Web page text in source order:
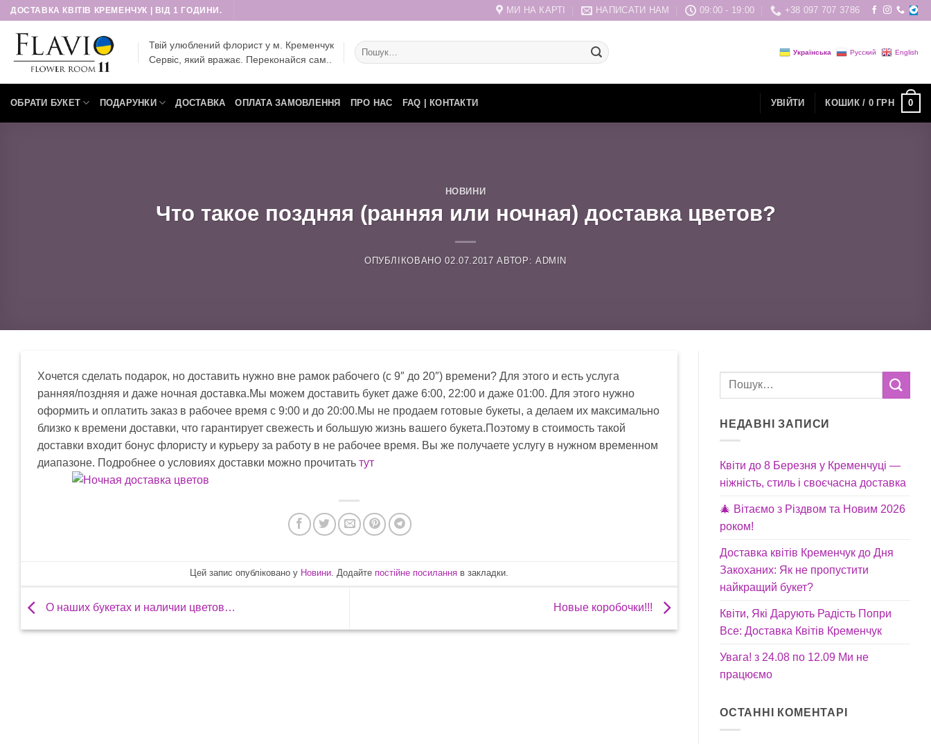
Пропустити
ДОСТАВКА КВІТІВ КРЕМЕНЧУК | ВІД 1 ГОДИНИ. МИ НА КАРТІ НАПИСАТИ НАМ 09:00 - 19:00 +38 097 707 3786
Твій улюблений флорист у м. Кременчук
Сервіс, який вражає. Переконайся сам..
Шукати:
Українська Русский English
ОБРАТИ БУКЕТ ПОДАРУНКИ ДОСТАВКА ОПЛАТА ЗАМОВЛЕННЯ ПРО НАС FAQ | КОНТАКТИ УВІЙТИ КОШИК / 0 ГРН 0
НОВИНИ
Что такое поздняя (ранняя или ночная) доставка цветов?
ОПУБЛІКОВАНО02.07.2017 АВТОР: ADMIN
Хочется сделать подарок, но доставить нужно вне рамок рабочего (с 9″ до 20″) времени? Для этого и есть услуга
ранняя/поздняя и даже ночная доставка.Мы можем доставить букет даже 6:00, 22:00 и даже 01:00. Для этого нужно
оформить и оплатить заказ в рабочее время с 9:00 и до 20:00.Мы не продаем готовые букеты, а делаем их максимально
близко к времени доставки, что гарантирует свежесть и большую жизнь вашего букета.Поэтому в стоимость такой
доставки входит бонус флористу и курьеру за работу в не рабочее время. Вы же получаете услугу в нужном временном
диапазоне. Подробнее о условиях доставки можно прочитать тут
Цей запис опубліковано у Новини. Додайте постійне посилання в закладки.
О наших букетах и наличии цветов… Новые коробочки!!!
НЕДАВНІ ЗАПИСИ
Квіти до 8 Березня у Кременчуці —
ніжність, стиль і своєчасна доставка
🎄 Вітаємо з Різдвом та Новим 2026
роком!
Доставка квітів Кременчук до Дня
Закоханих: Як не пропустити
найкращий букет?
Квіти, Які Дарують Радість Попри
Все: Доставка Квітів Кременчук
Увага! з 24.08 по 12.09 Ми не
працюємо
ОСТАННІ КОМЕНТАРІ